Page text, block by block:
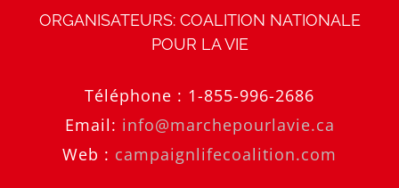
ORGANISATEURS: COALITION NATIONALE
POUR LA VIE
Téléphone : 1-855-996-2686
Email: info@marchepourlavie.ca
Web : campaignlifecoalition.com